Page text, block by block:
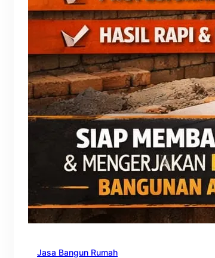
Jasa Bangun Rumah